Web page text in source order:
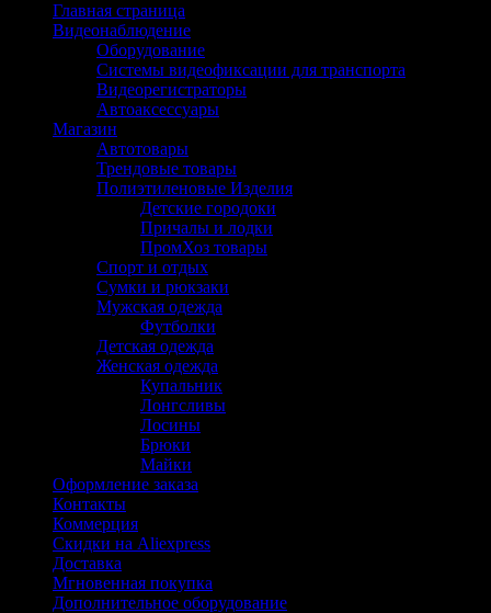
Главная страница
Видеонаблюдение
Оборудование
Системы видеофиксации для транспорта
Видеорегистраторы
Автоаксессуары
Магазин
Автотовары
Трендовые товары
Полиэтиленовые Изделия
Детские городоки
Причалы и лодки
ПромХоз товары
Спорт и отдых
Сумки и рюкзаки
Мужская одежда
Футболки
Детская одежда
Женская одежда
Купальник
Лонгсливы
Лосины
Брюки
Майки
Оформление заказа
Контакты
Коммерция
Скидки на Aliexpress
Доставка
Мгновенная покупка
Дополнительное оборудование